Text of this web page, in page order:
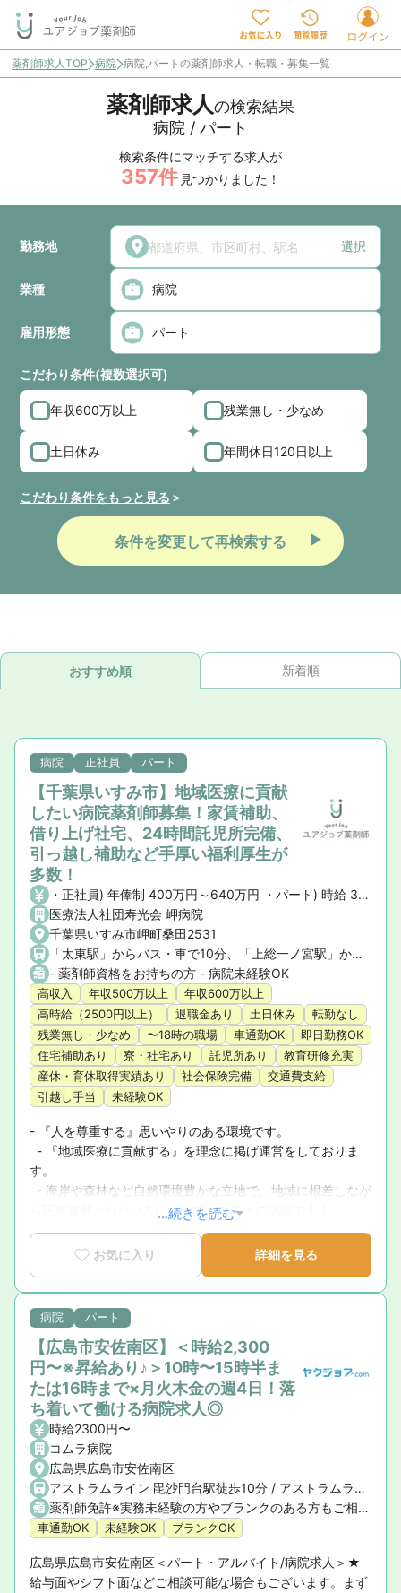
薬剤師求人TOP 病院 病院,パートの薬剤師求人・転職・募集一覧
薬剤師求人の検索結果
病院 / パート
検索条件にマッチする求人が
357件 見つかりました！
勤務地 選択
業種
雇用形態
こだわり条件(複数選択可)
年収600万以上 残業無し・少なめ
土日休み 年間休日120日以上
こだわり条件をもっと見る
条件を変更して再検索する
おすすめ順 新着順
病院 正社員 パート
【千葉県いすみ市】地域医療に貢献
したい病院薬剤師募集！家賃補助、
借り上げ社宅、24時間託児所完備、
引っ越し補助など手厚い福利厚生が
多数！
・正社員) 年俸制 400万円～640万円 ・パート) 時給 3,000円
医療法人社団寿光会 岬病院
千葉県いすみ市岬町桑田2531
「太東駅」からバス・車で10分、「上総一ノ宮駅」から車で20分
- 薬剤師資格をお持ちの方 - 病院未経験OK
高収入 年収500万以上
年収600万以上
高時給（2500円以上）
退職金あり 土日休み
転勤なし
残業無し・少なめ
〜18時の職場 車通勤OK
即日勤務OK
住宅補助あり
寮・社宅あり 託児所あり
教育研修充実
産休・育休取得実績あり
社会保険完備
交通費支給
引越し手当
未経験OK
- 『人を尊重する』思いやりのある環境です。
  - 『地域医療に貢献する』を理念に掲げ運営をしておりま
す。
  - 海岸や森林など自然環境豊かな立地で、地域に根差しなが
ら医療貢献されたい方にとっておススメの病院です！
...続きを読む
お気に入り 詳細を見る
病院 パート
【広島市安佐南区】＜時給2,300
円〜※昇給あり♪＞10時〜15時半ま
たは16時まで×月火木金の週4日！落
ち着いて働ける病院求人◎
時給2300円〜
コムラ病院
広島県広島市安佐南区
アストラムライン 毘沙門台駅徒歩10分 / アストラムライン 安東駅徒歩11分
薬剤師免許※実務未経験の方やブランクのある方もご相談ください。
車通勤OK 未経験OK ブランクOK
広島県広島市安佐南区＜パート・アルバイト/病院求人＞★
給与面やシフト面などご相談可能な場合もございます。まず